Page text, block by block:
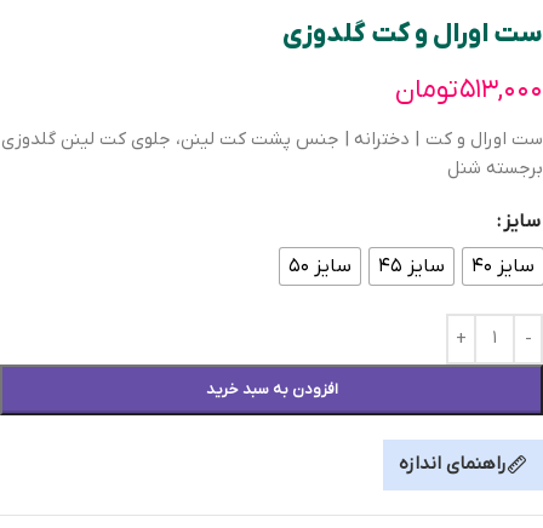
ست اورال و کت گلدوزی
۵۱۳,۰۰۰تومان
ست اورال و کت | دخترانه | جنس پشت کت لینن، جلوی کت لینن گلدوزی
برجسته شنل
سایز
سایز ۴۰
سایز ۴۵ سایز ۵۰
افزودن به سبد خرید
راهنمای اندازه